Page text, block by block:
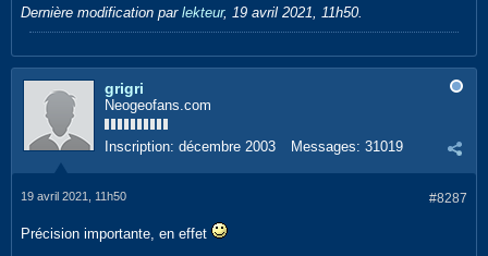
Dernière modification par lekteur, 19 avril 2021, 11h50.
grigri
Neogeofans.com
Inscription: décembre 2003 Messages: 31019
#8287
19 avril 2021, 11h50
Précision importante, en effet